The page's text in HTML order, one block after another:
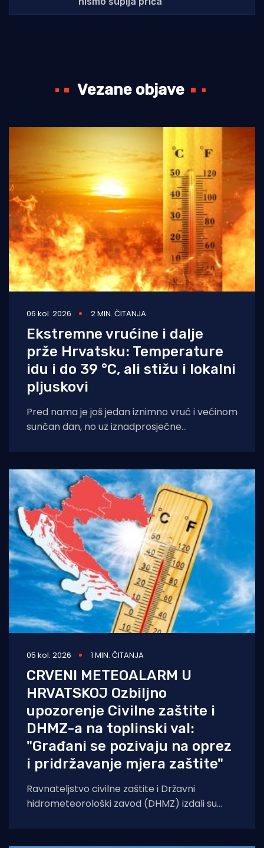
Vezane objave
06 kol. 2026 2 MIN. ČITANJA
Ekstremne vrućine i dalje
prže Hrvatsku: Temperature
idu i do 39 °C, ali stižu i lokalni
pljuskovi
Pred nama je još jedan iznimno vruć i većinom
sunčan dan, no uz iznadprosječne
05 kol. 2026 1 MIN. ČITANJA
CRVENI METEOALARM U
HRVATSKOJ Ozbiljno
upozorenje Civilne zaštite i
DHMZ-a na toplinski val:
"Građani se pozivaju na oprez
i pridržavanje mjera zaštite"
Ravnateljstvo civilne zaštite i Državni
hidrometeorološki zavod (DHMZ) izdali su